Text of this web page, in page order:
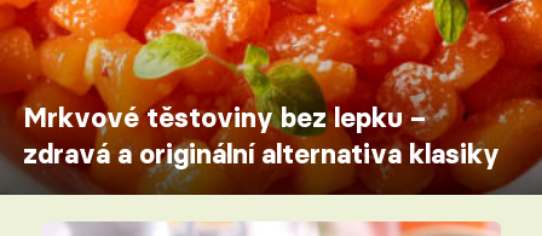
Mrkvové těstoviny bez lepku –
zdravá a originální alternativa klasiky